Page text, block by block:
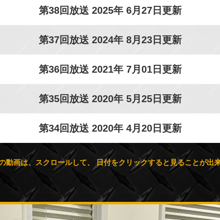
第32回【PART-1】放送 2019年 12月04日更新
第32回【PART-2】放送 2019年 12月30日更新
第33回放送 2020年 1月30日更新
第34回放送 2020年 4月20日更新
第35回放送 2020年 5月25日更新
第36回放送 2021年 7月01日更新
第37回放送 2024年 8月23日更新
第38回放送 2025年 6月27日更新
動画は、スクロールして、 日付をクリックすると見ることが出